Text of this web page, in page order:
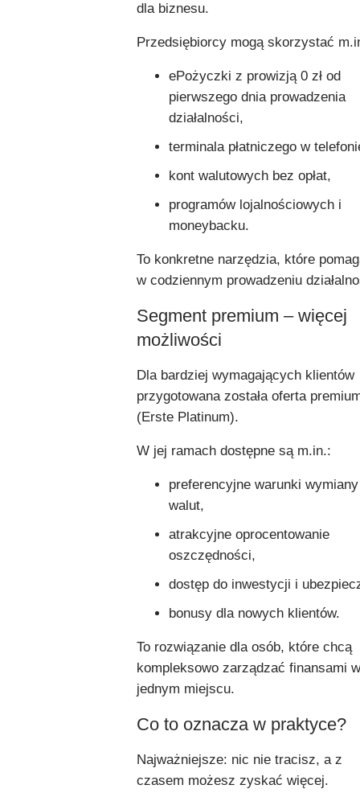
dla biznesu.
Przedsiębiorcy mogą skorzystać
ePożyczki z prowizją 0 zł od
pierwszego dnia prowadzenia
działalności,
terminala płatniczego w
kont walutowych bez opłat,
programów lojalnościowych i
moneybacku.
To konkretne narzędzia, które
w codziennym prowadzeniu
Segment premium – więcej
możliwości
Dla bardziej wymagających klientów
przygotowana została oferta
(Erste Platinum).
W jej ramach dostępne są m.in.:
preferencyjne warunki wymiany
walut,
atrakcyjne oprocentowanie
oszczędności,
dostęp do inwestycji i
bonusy dla nowych klientów.
To rozwiązanie dla osób, które chcą
kompleksowo zarządzać finansami w
jednym miejscu.
Co to oznacza w praktyce?
Najważniejsze: nic nie tracisz, a z
czasem możesz zyskać więcej.